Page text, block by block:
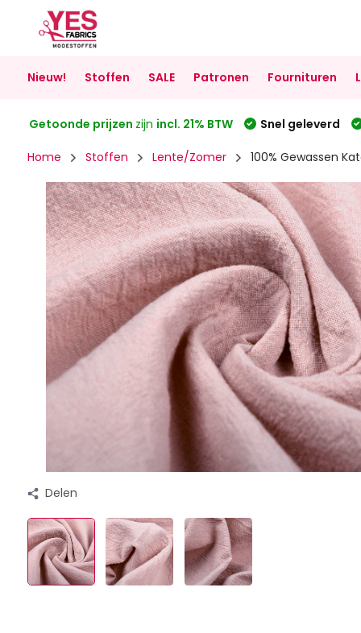
Nieuw! Stoffen SALE Patronen Fournituren
Getoonde prijzen zijn incl. 21% BTW Snel geleverd
Home Stoffen Lente/Zomer 100% Gewassen
Delen